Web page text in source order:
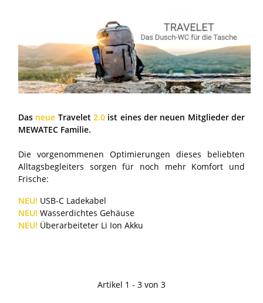
Das neue Travelet2.0 ist eines der neuen Mitglieder der
MEWATEC Familie.
Die vorgenommenen Optimierungen dieses beliebten
Alltagsbegleiters sorgen für noch mehr Komfort und
Frische:
NEU! USB-C Ladekabel
NEU! Wasserdichtes Gehäuse
NEU! Überarbeiteter Li Ion Akku
Artikel 1 - 3 von 3